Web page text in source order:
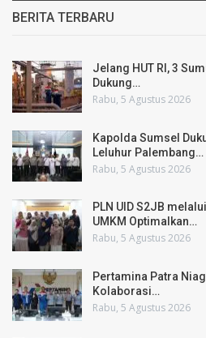
BERITA TERBARU
Jelang HUT RI, 3
Dukung…
Rabu, 5 Agustus 2026
Kapolda Sumsel
Leluhur Palembang…
Rabu, 5 Agustus 2026
PLN UID S2JB
UMKM Optimalkan…
Rabu, 5 Agustus 2026
Pertamina Patra
Kolaborasi…
Rabu, 5 Agustus 2026